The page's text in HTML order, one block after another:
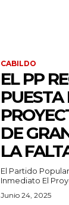
CABILDO
EL PP
DE
LA
El Partido
Inmediato El
Junio 24, 2025